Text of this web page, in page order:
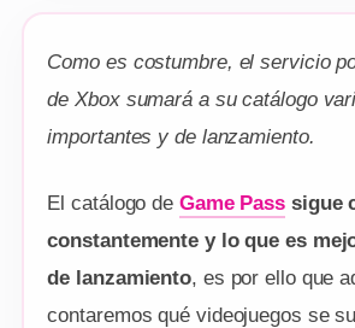
Como es costumbre, el servicio
de Xbox sumará a su catálogo
importantes y de lanzamiento.
El catálogo de Game Pass sigue
constantemente y lo que es
de lanzamiento, es por ello que
contaremos qué videojuegos se